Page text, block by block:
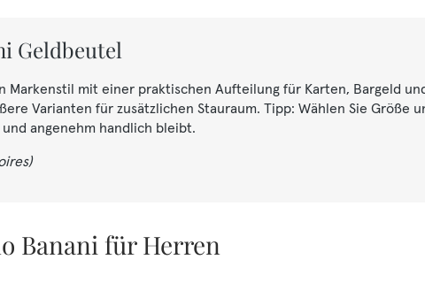
Geldbeutel
Markenstil mit einer praktischen Aufteilung für Karten, Bargeld
Varianten für zusätzlichen Stauraum. Tipp: Wählen Sie Größe
angenehm handlich bleibt.
Banani für Herren